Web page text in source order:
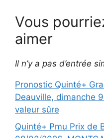
Vous
aimer
Il n’y a pas d’entrée
Pronostic Quinté+
Deauville, dimanche
valeur sûre
Quinté+ Pmu Prix de